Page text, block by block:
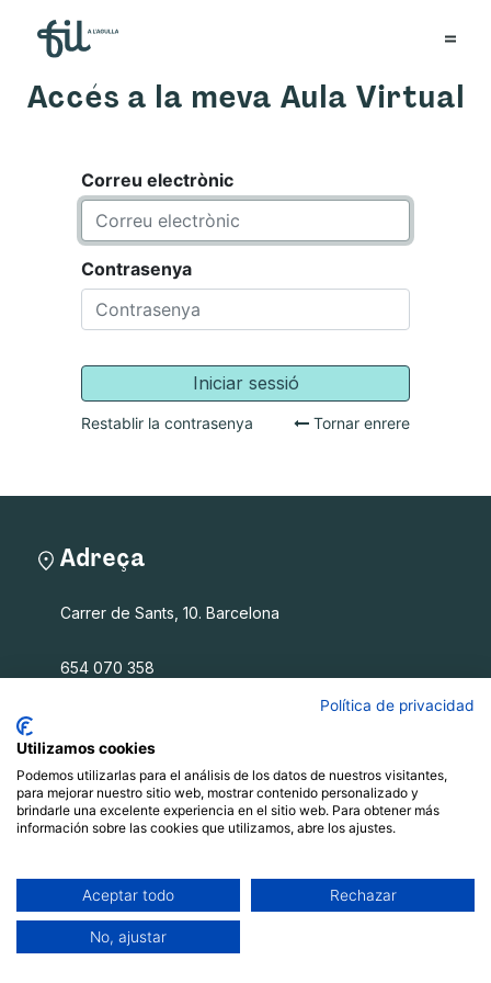
Accés a la meva Aula Virtual
Correu electrònic
Contrasenya
Iniciar sessió
Restablir la contrasenya Tornar enrere
Adreça
Carrer de Sants, 10. Barcelona
654 070 358
Fil a l'agulla SCCL
Què oferim
Blog
Recursos
Contacte
Política de privacidad
Utilizamos cookies
Podemos utilizarlas para el análisis de los datos de nuestros visitantes,
para mejorar nuestro sitio web, mostrar contenido personalizado y
brindarle una excelente experiencia en el sitio web. Para obtener más
información sobre las cookies que utilizamos, abre los ajustes.
Aceptar todo Rechazar
No, ajustar